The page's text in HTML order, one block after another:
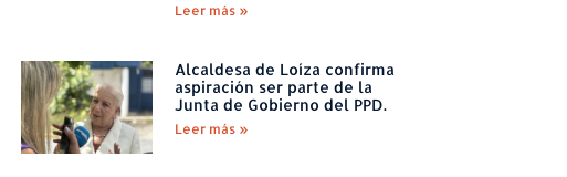
Leer más »
Alcaldesa de Loíza confirma
aspiración ser parte de la
Junta de Gobierno del PPD.
Leer más »